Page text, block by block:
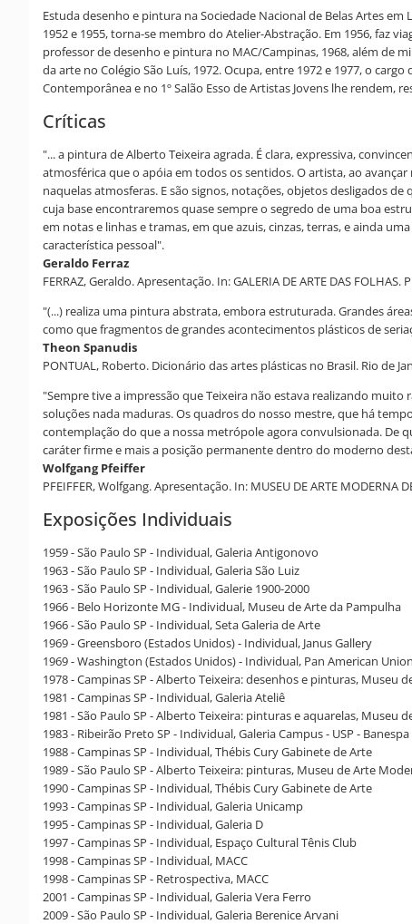
Estuda desenho e pintura na Sociedade Nacional de Belas Artes
1952 e 1955, torna-se membro do Atelier-Abstração. Em 1956, faz
professor de desenho e pintura no MAC/Campinas, 1968, além de
da arte no Colégio São Luís, 1972. Ocupa, entre 1972 e 1977, o
Contemporânea e no 1º Salão Esso de Artistas Jovens lhe
Críticas
"... a pintura de Alberto Teixeira agrada. É clara, expressiva,
atmosférica que o apóia em todos os sentidos. O artista, ao
naquelas atmosferas. E são signos, notações, objetos desligados
cuja base encontraremos quase sempre o segredo de uma boa
em notas e linhas e tramas, em que azuis, cinzas, terras, e ainda
característica pessoal".
Geraldo Ferraz
FERRAZ, Geraldo. Apresentação. In: GALERIA DE ARTE DAS
"(...) realiza uma pintura abstrata, embora estruturada. Grandes
como que fragmentos de grandes acontecimentos plásticos de
Theon Spanudis
PONTUAL, Roberto. Dicionário das artes plásticas no Brasil. Rio de
"Sempre tive a impressão que Teixeira não estava realizando
soluções nada maduras. Os quadros do nosso mestre, que há
contemplação do que a nossa metrópole agora convulsionada. De
caráter firme e mais a posição permanente dentro do moderno
Wolfgang Pfeiffer
PFEIFFER, Wolfgang. Apresentação. In: MUSEU DE ARTE
Exposições Individuais
1959 - São Paulo SP - Individual, Galeria Antigonovo
1963 - São Paulo SP - Individual, Galeria São Luiz
1963 - São Paulo SP - Individual, Galerie 1900-2000
1966 - Belo Horizonte MG - Individual, Museu de Arte da Pampulha
1966 - São Paulo SP - Individual, Seta Galeria de Arte
1969 - Greensboro (Estados Unidos) - Individual, Janus Gallery
1969 - Washington (Estados Unidos) - Individual, Pan American
1978 - Campinas SP - Alberto Teixeira: desenhos e pinturas, Museu
1981 - Campinas SP - Individual, Galeria Ateliê
1981 - São Paulo SP - Alberto Teixeira: pinturas e aquarelas, Museu
1983 - Ribeirão Preto SP - Individual, Galeria Campus - USP - Banespa
1988 - Campinas SP - Individual, Thébis Cury Gabinete de Arte
1989 - São Paulo SP - Alberto Teixeira: pinturas, Museu de Arte
1990 - Campinas SP - Individual, Thébis Cury Gabinete de Arte
1993 - Campinas SP - Individual, Galeria Unicamp
1995 - Campinas SP - Individual, Galeria D
1997 - Campinas SP - Individual, Espaço Cultural Tênis Club
1998 - Campinas SP - Individual, MACC
1998 - Campinas SP - Retrospectiva, MACC
2001 - Campinas SP - Individual, Galeria Vera Ferro
2009 - São Paulo SP - Individual, Galeria Berenice Arvani